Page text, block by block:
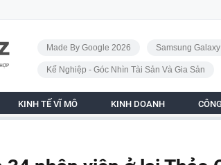
Made By Google 2026 Samsung
Kế Nghiệp - Góc Nhìn Tài Sản Và Gia Sản
KINH TẾ VĨ MÔ KINH DOANH